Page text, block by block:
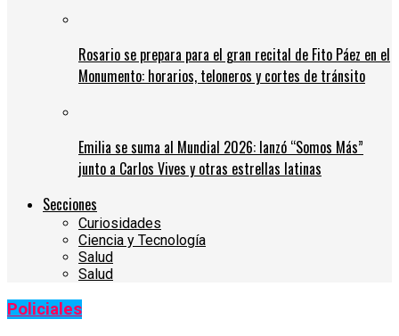
Rosario se prepara para el gran recital de Fito Páez en el
Monumento: horarios, teloneros y cortes de tránsito
Emilia se suma al Mundial 2026: lanzó “Somos Más”
junto a Carlos Vives y otras estrellas latinas
Secciones
Curiosidades
Ciencia y Tecnología
Salud
Salud
Policiales